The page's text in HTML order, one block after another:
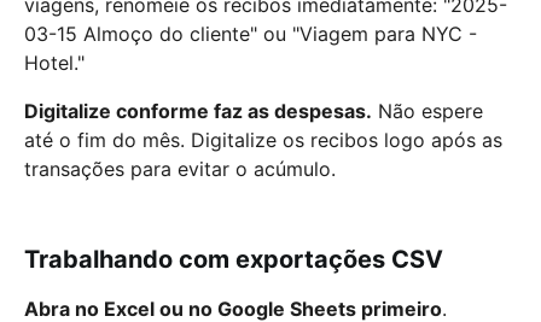
viagens, renomeie os recibos imediatamente: "2025-
03-15 Almoço do cliente" ou "Viagem para NYC -
Hotel."
Digitalize conforme faz as despesas. Não espere
até o fim do mês. Digitalize os recibos logo após as
transações para evitar o acúmulo.
Trabalhando com exportações CSV
Abra no Excel ou no Google Sheets primeiro.